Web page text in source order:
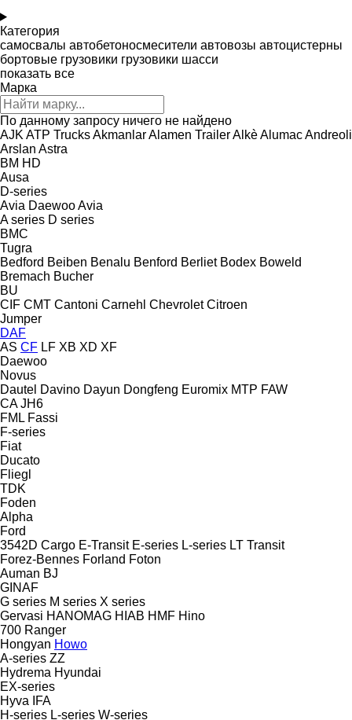
Категория
самосвалы автобетоносмесители автовозы автоцистерны
бортовые грузовики грузовики шасси
показать все
Марка
По данному запросу ничего не найдено
AJK ATP TrucksAkmanlarAlamen TrailerAlkèAlumacAndreoli
Arslan Astra
BM HD
Ausa
D-series
Avia DaewooAvia
A series D series
BMC
Tugra
Bedford Beiben Benalu Benford Berliet Bodex Boweld
Bremach Bucher
BU
CIF CMT Cantoni Carnehl Chevrolet Citroen
Jumper
DAF
AS CF LF XB XD XF
Daewoo
Novus
Dautel Davino Dayun Dongfeng Euromix MTP FAW
CA JH6
FML Fassi
F-series
Fiat
Ducato
Fliegl
TDK
Foden
Alpha
Ford
3542D Cargo E-Transit E-series L-series LT Transit
Forez-Bennes Forland Foton
Auman BJ
GINAF
G series M series X series
Gervasi HANOMAG HIAB HMF Hino
700 Ranger
Hongyan Howo
A-series ZZ
Hydrema Hyundai
EX-series
Hyva
IFA
H-series L-series W-series